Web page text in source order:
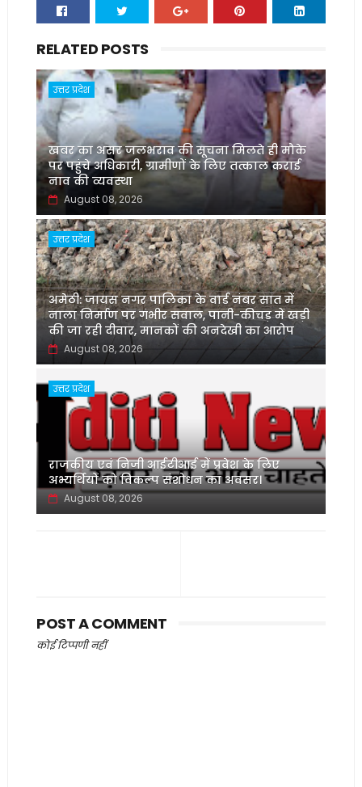
RELATED POSTS
उत्तर प्रदेश
खबर का असर जलभराव की सूचना मिलते ही मौके
पर पहुंचे अधिकारी, ग्रामीणों के लिए तत्काल कराई
नाव की व्यवस्था
August 08, 2026
उत्तर प्रदेश
अमेठी: जायस नगर पालिका के वार्ड नंबर सात में
नाला निर्माण पर गंभीर सवाल, पानी-कीचड़ में खड़ी
की जा रही दीवार, मानकों की अनदेखी का आरोप
August 08, 2026
उत्तर प्रदेश
‌राजकीय एवं निजी आईटीआई में प्रवेश के लिए
अभ्यर्थियों को विकल्प संशोधन का अवसर।
August 08, 2026
POST A COMMENT
कोई टिप्पणी नहीं